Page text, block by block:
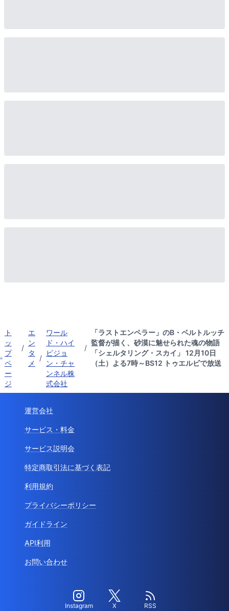
ト
ッ
プ
ペ
ー
ジ
/
エ
ン
タ
メ
/
ワール
ド・ハイ
ビジョ
ン・チャ
ンネル株
式会社
/
「ラストエンペラー」のB・ベルトルッチ
監督が描く、砂漠に魅せられた魂の物語
「シェルタリング・スカイ」 12月10日
（土）よる7時～BS12 トゥエルビで放送
運営会社
サービス・料金
サービス説明会
特定商取引法に基づく表記
利用規約
プライバシーポリシー
ガイドライン
API利用
お問い合わせ
Instagram X RSS